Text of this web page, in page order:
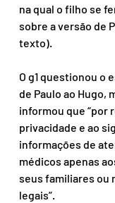
na qual o filho se
sobre a versão de
texto).
O g1 questionou o
de Paulo ao Hugo,
informou que “por
privacidade e ao
informações de
médicos apenas
seus familiares ou
legais”.